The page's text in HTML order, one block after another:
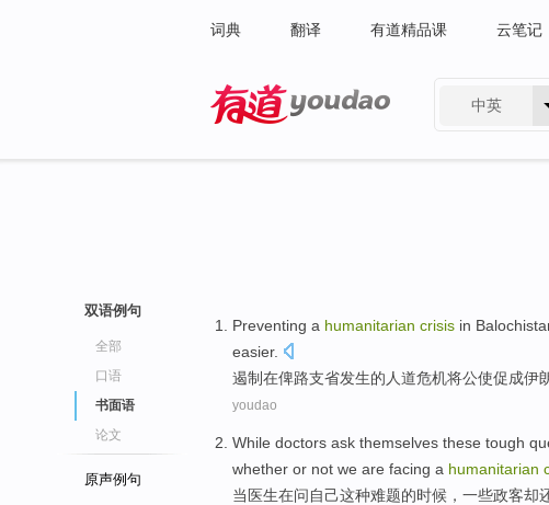
词典 翻译 有道精品课 云笔记
中英
双语例句
全部
口语
书面语
论文
原声例句
Preventing a humanitarian crisis in
easier.
遏制在俾路支省发生的 人道危机将公使促成伊
youdao
While doctors ask themselves these tough
whether or not we are facing a humanitarian
当 医生在问自己这种难题的时候， 一些政客却